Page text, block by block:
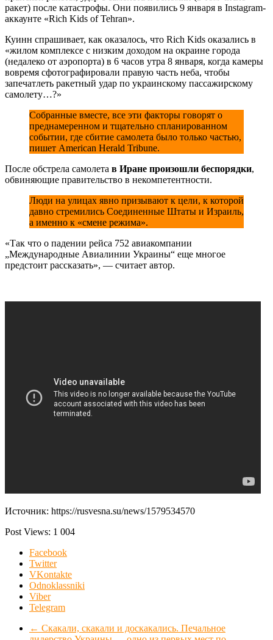
ракет) после катастрофы. Они появились 9 января в Instagram-
аккаунте «Rich Kids of Tehran».
Куинн спрашивает, как оказалось, что Rich Kids оказались в
«жилом комплексе с низким доходом на окраине города
(недалеко от аэропорта) в 6 часов утра 8 января, когда камеры
вовремя сфотографировали правую часть неба, чтобы
запечатлеть ракетный удар по украинскому пассажирскому
самолету…?»
Собранные вместе, все эти факторы говорят о
преднамеренном и тщательно спланированном
событии, где сбитие самолета было только частью,
пишет American Herald Tribune.
После обстрела самолета в Иране произошли беспорядки,
обвиняющие правительство в некомпетентности.
Люди на улицах явно призывают к цели, к которой
давно стремились Соединенные Штаты и Израиль,
а именно к «смене режима».
«Так что о падении рейса 752 авиакомпании
„Международные Авиалинии Украины“ еще многое
предстоит рассказать», — считает автор.
Источник: https://rusvesna.su/news/1579534570
Post Views: 1 004
Facebook
Twitter
VKontakte
Odnoklassniki
Viber
Telegram
← Скакали, скакали и доскакались. Печальное